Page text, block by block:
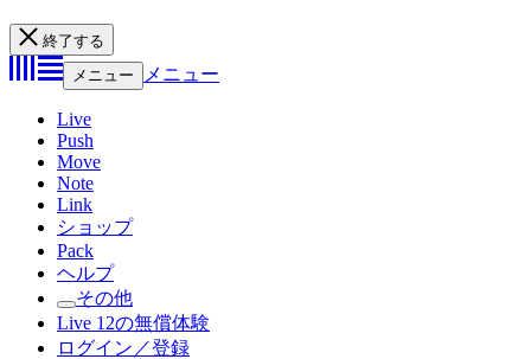
終了する
メニュー
メニュー
Live
Push
Move
Note
Link
ショップ
Pack
ヘルプ
その他
Live 12の無償体験
ログイン／登録